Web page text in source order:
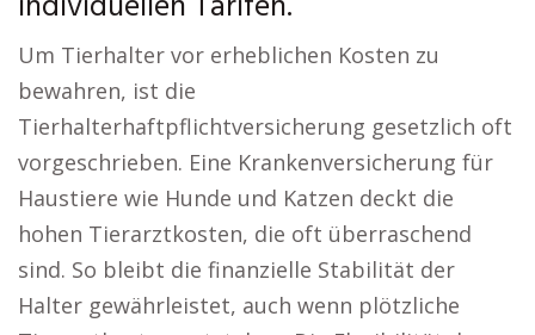
Um Tierhalter vor erheblichen Kosten zu
bewahren, ist die
Tierhalterhaftpflichtversicherung gesetzlich oft
vorgeschrieben. Eine Krankenversicherung für
Haustiere wie Hunde und Katzen deckt die
hohen Tierarztkosten, die oft überraschend
sind. So bleibt die finanzielle Stabilität der
Halter gewährleistet, auch wenn plötzliche